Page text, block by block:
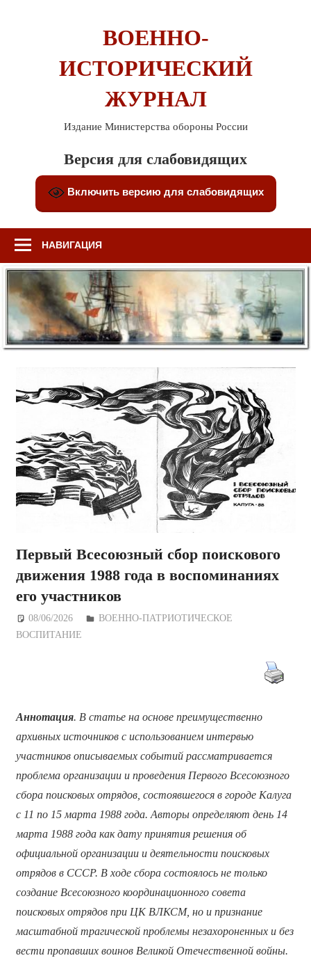
ВОЕННО-
ИСТОРИЧЕСКИЙ
ЖУРНАЛ
Издание Министерства обороны России
Версия для слабовидящих
Включить версию для слабовидящих
НАВИГАЦИЯ
Первый Всесоюзный сбор поискового
движения 1988 года в воспоминаниях
его участников
08/06/2026 Дежурный по Редакции
ВОЕННО-ПАТРИОТИЧЕСКОЕ
ВОСПИТАНИЕ
Аннотация. В статье на основе преимущественно
архивных источников с использованием интервью
участников описываемых событий рассматривается
проблема организации и проведения Первого Всесоюзного
сбора поисковых отрядов, состоявшегося в городе Калуга
с 11 по 15 марта 1988 года. Авторы определяют день 14
марта 1988 года как дату принятия решения об
официальной организации и деятельности поисковых
отрядов в СССР. В ходе сбора состоялось не только
создание Всесоюзного координационного совета
поисковых отрядов при ЦК ВЛКСМ, но и признание
масштабной трагической проблемы незахороненных и без
вести пропавших воинов Великой Отечественной войны.